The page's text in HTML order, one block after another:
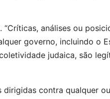
análises ou
governo, incluindo o
judaica, são
dirigidas contra qualquer